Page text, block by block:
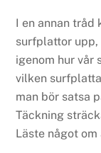
I en annan tråd
surfplattor upp,
igenom hur vår
vilken
man bör satsa
Täckning
Läste något